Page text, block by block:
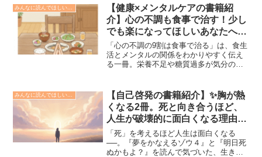
紹介します。
【健康×メンタルケアの書籍紹
介】心の不調も食事で治す！少し
でも楽になってほしいあなたへ贈
る１冊✨
「心の不調の9割は食事で治る」は、食生
活とメンタルの関係をわかりやすく伝え
る一冊。栄養不足や糖質過多が気分の落
ントも紹介します。
みんなに読んでほしい本の紹介📗
【自己啓発の書籍紹介】✨胸が熱
くなる2冊。死と向き合うほど、
人生が破壊的に面白くなる理由
（今日のブログは長いです）
「死」を考えるほど人生は面白くなる
──。『夢をかなえるゾウ４』と『明日死
ぬかもよ？』を読んで気づいた、生き方